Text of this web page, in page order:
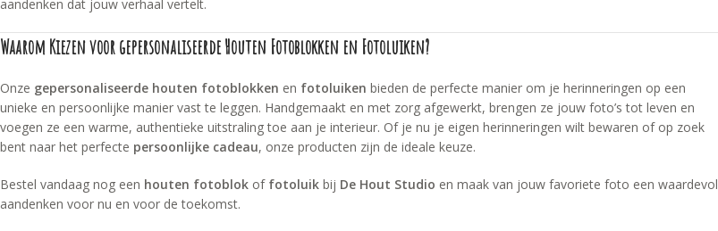
aandenken dat jouw verhaal vertelt.
Waarom Kiezen voor gepersonaliseerde Houten Fotoblokken en Fotoluiken?
Onze gepersonaliseerde houten fotoblokken en fotoluiken bieden de perfecte manier om je herinneringen op een
unieke en persoonlijke manier vast te leggen. Handgemaakt en met zorg afgewerkt, brengen ze jouw foto’s tot leven en
voegen ze een warme, authentieke uitstraling toe aan je interieur. Of je nu je eigen herinneringen wilt bewaren of op zoek
bent naar het perfecte persoonlijke cadeau, onze producten zijn de ideale keuze.
Bestel vandaag nog een houten fotoblok of fotoluik bij De Hout Studio en maak van jouw favoriete foto een waardevol
aandenken voor nu en voor de toekomst.